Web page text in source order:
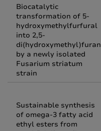
Biocatalytic
transformation of 5-
hydroxymethylfurfural
into 2,5-
di(hydroxymethyl)furan
by a newly isolated
Fusarium striatum
strain
Sustainable synthesis
of omega-3 fatty acid
ethyl esters from